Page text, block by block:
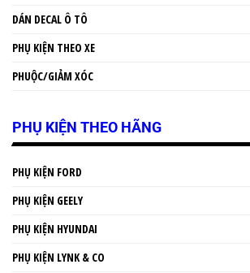
DÁN DECAL Ô TÔ
PHỤ KIỆN THEO XE
PHUỘC/GIẢM XÓC
PHỤ KIỆN THEO HÃNG
PHỤ KIỆN FORD
PHỤ KIỆN GEELY
PHỤ KIỆN HYUNDAI
PHỤ KIỆN LYNK & CO